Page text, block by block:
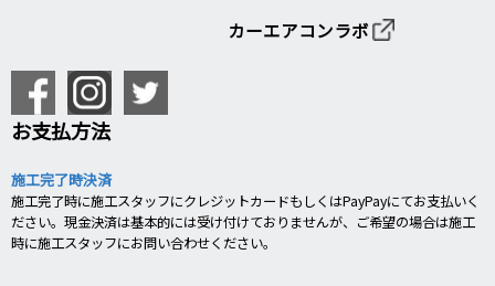
カーエアコンラボ
お支払方法
施工完了時決済
施工完了時に施工スタッフにクレジットカードもしくはPayPayにてお支払いく
ださい。現金決済は基本的には受け付けておりませんが、ご希望の場合は施工
時に施工スタッフにお問い合わせください。